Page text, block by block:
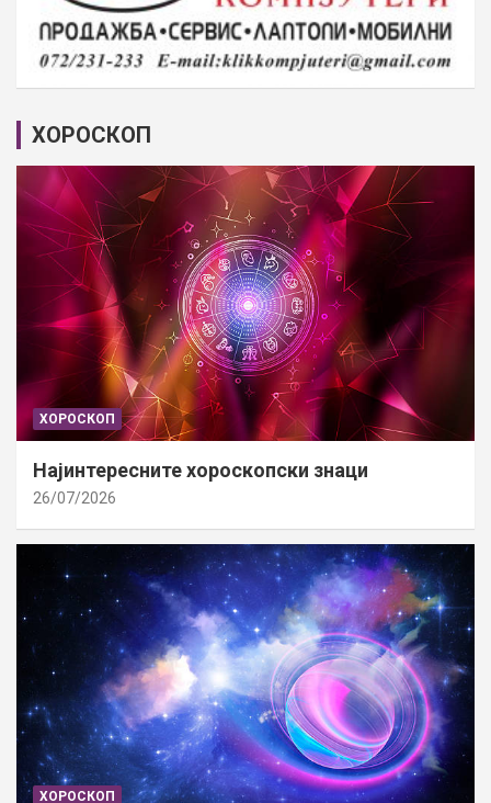
ХОРОСКОП
ХОРОСКОП
Најинтересните хороскопски знаци
26/07/2026
ХОРОСКОП